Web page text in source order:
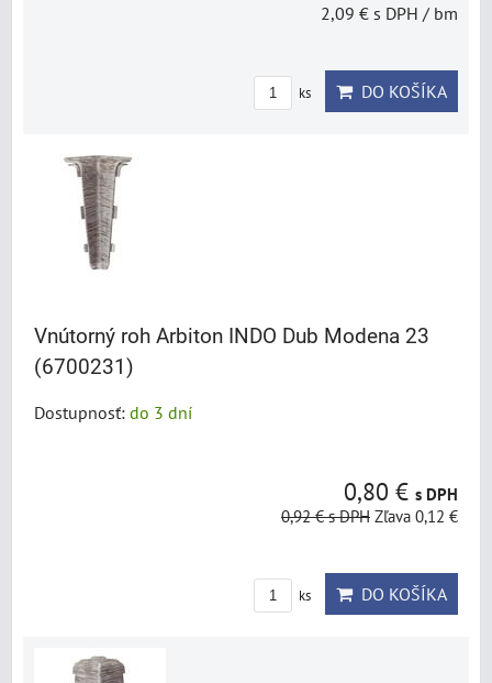
2,09 € s DPH / bm
ks DO KOŠÍKA
Vnútorný roh Arbiton INDO Dub Modena 23
(6700231)
Dostupnosť: do 3 dní
0,80 € s DPH
0,92 €s DPH Zľava 0,12 €
ks DO KOŠÍKA